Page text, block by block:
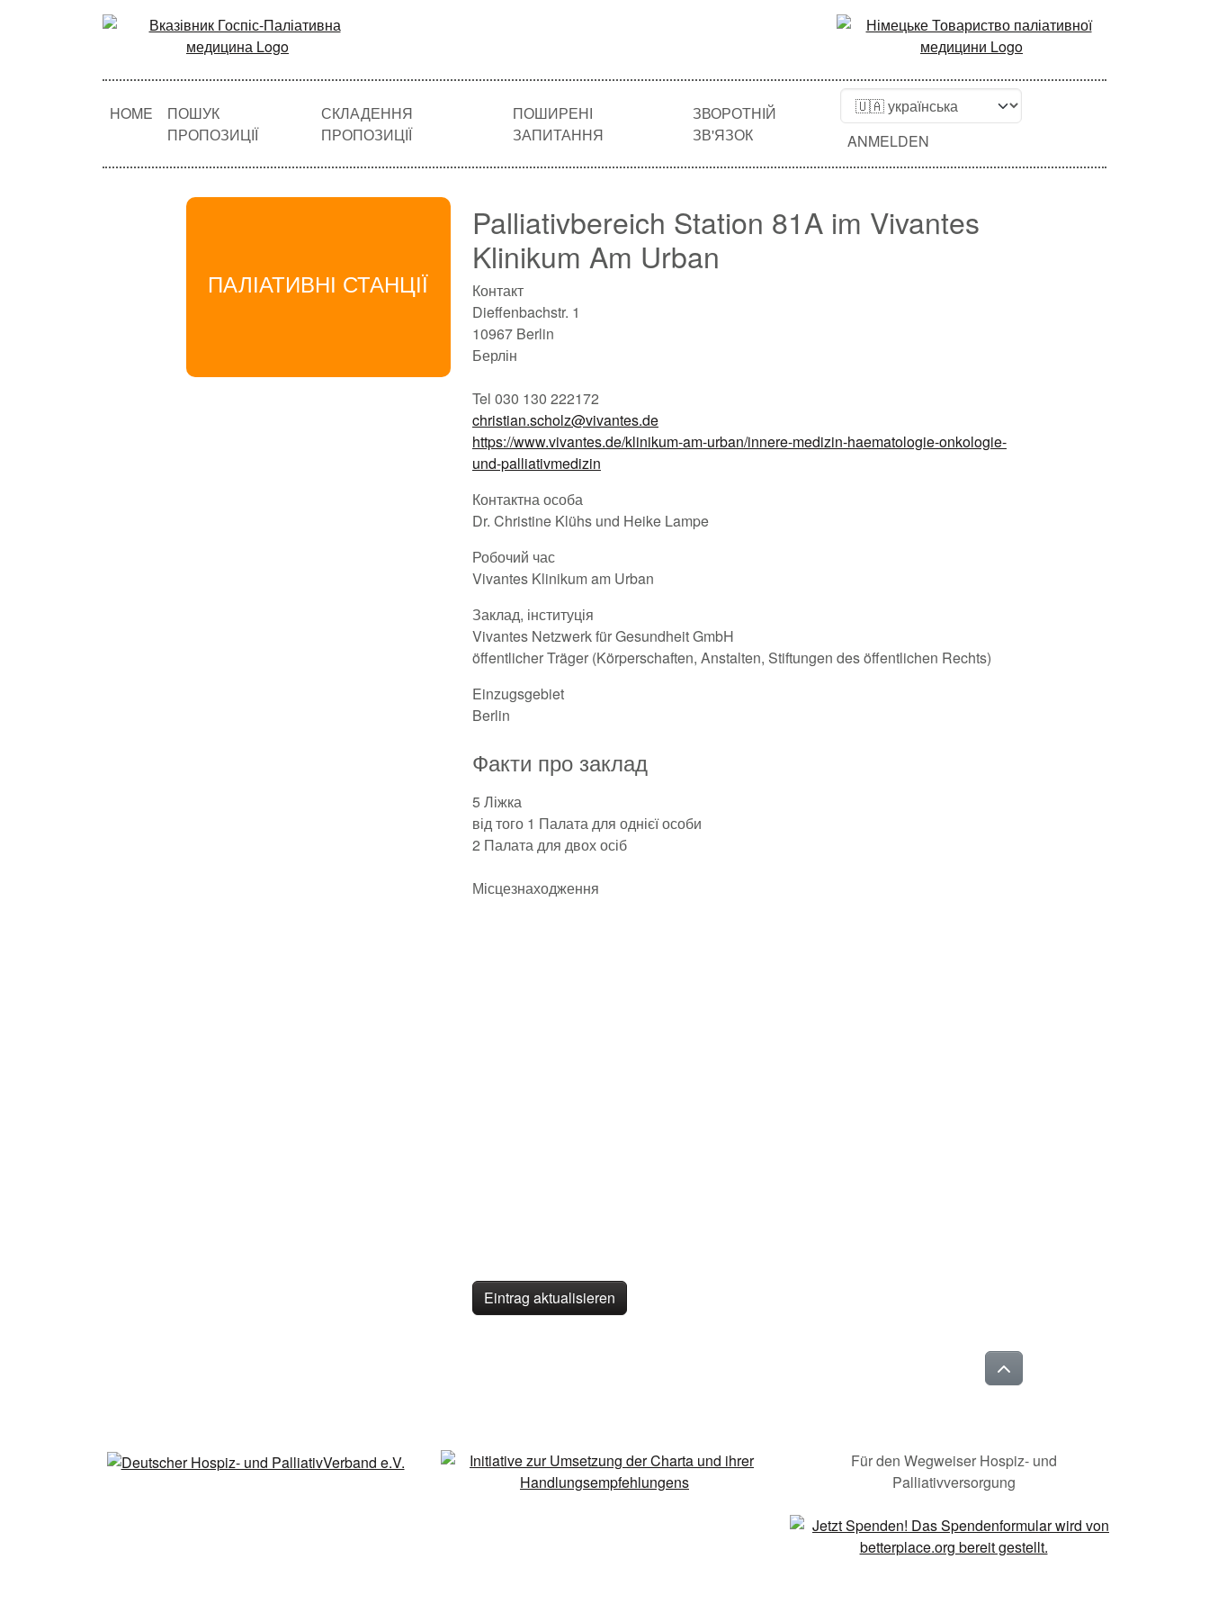
HOME
ПОШУК
ПРОПОЗИЦІЇ
СКЛАДЕННЯ
ПРОПОЗИЦІЇ
ПОШИРЕНІ
ЗАПИТАННЯ
ЗВОРОТНІЙ
ЗВ'ЯЗОК
ANMELDEN
ПАЛІАТИВНІ СТАНЦІЇ
Palliativbereich Station 81A im Vivantes
Klinikum Am Urban
Контакт
Dieffenbachstr. 1
10967 Berlin
Берлін
Tel 030 130 222172
christian.scholz@vivantes.de
https://www.vivantes.de/klinikum-am-urban/innere-medizin-haematologie-onkologie-
und-palliativmedizin
Контактна особа
Dr. Christine Klühs und Heike Lampe
Робочий час
Vivantes Klinikum am Urban
Заклад, інституція
Vivantes Netzwerk für Gesundheit GmbH
öffentlicher Träger (Körperschaften, Anstalten, Stiftungen des öffentlichen Rechts)
Einzugsgebiet
Berlin
Факти про заклад
5 Ліжка
від того 1 Палата для однієї особи
2 Палата для двох осіб
Місцезнаходження
Eintrag aktualisieren
Für den Wegweiser Hospiz- und
Palliativversorgung